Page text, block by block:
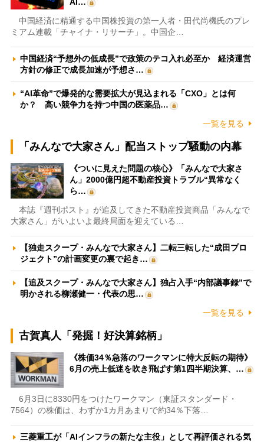
中国経済に精通する中国株投資の第一人者・田代尚機氏のプレ
ミアム連載「チャイナ・リサーチ」。中国企…
中国経済“予想外の低成長”で政策のテコ入れ必至か 経済運営
方針の修正で成長加速が予想さ…
“AI革命”で爆発的な需要拡大が見込まれる「CXO」とは何
か？ 高い競争力を持つ中国の医薬品…
一覧を見る
「みんなで大家さん」配当ストップ騒動の内幕
《ついに見えた問題の核心》「みんなで大家さ
ん」2000億円超不動産投資トラブル“異常なく
ら…
本誌『週刊ポスト』が追及してきた不動産投資商品「みんなで
大家さん」がいよいよ最終局面を迎えている…
【独走スクープ・みんなで大家さん】二転三転した“成田プロ
ジェクト”の計画変更の裏で起き…
【追及スクープ・みんなで大家さん】独占入手“内部議事録”で
明かされる柳瀬健一・代表の思…
一覧を見る
古賀真人「発掘！好決算銘柄」
《株価34％急落のワークマンに特大反転の期待》
6月の売上低迷を吹き飛ばす第1四半期決算、…
6月3日に8330円をつけたワークマン（東証スタンダード・
7564）の株価は、わずか1カ月あまりで約34％下落…
三菱重工が「AIインフラの新たな主役」として再評価される気